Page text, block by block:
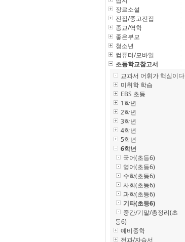
장르소설
전집/중고전집
종교/역학
좋은부모
청소년
컴퓨터/모바일
초등학교참고서
교과서 어휘가 핵심이다
미취학 학습
EBS 초등
1학년
2학년
3학년
4학년
5학년
6학년
국어(초등6)
영어(초등6)
수학(초등6)
사회(초등6)
과학(초등6)
기타(초등6)
중간/기말/총정리(초
등6)
예비중학
전과/자습서